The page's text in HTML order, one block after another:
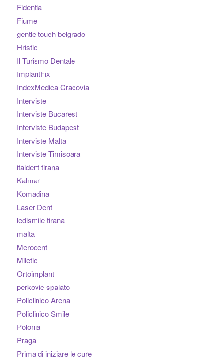
Fidentia
Fiume
gentle touch belgrado
Hristic
Il Turismo Dentale
ImplantFix
IndexMedica Cracovia
Interviste
Interviste Bucarest
Interviste Budapest
Interviste Malta
Interviste Timisoara
italdent tirana
Kalmar
Komadina
Laser Dent
ledismile tirana
malta
Merodent
Miletic
Ortoimplant
perkovic spalato
Policlinico Arena
Policlinico Smile
Polonia
Praga
Prima di iniziare le cure